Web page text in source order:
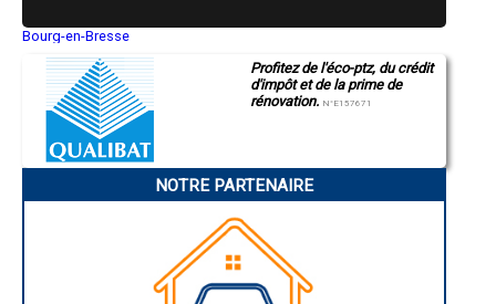
- Entreprise de rénovation immobilière à Gardères
- Entreprise de rénovation immobilière à Ordizan
- Entreprise de rénovation immobilière à Cantaous
- Entreprise de rénovation immobilière à Tostat
- Entreprise de rénovation immobilière à Beaucens
- Entreprise de rénovation immobilière à Ayzac-Ost
- Entreprise de rénovation immobilière à Mascaras
- Entreprise de rénovation immobilière à Monléon-Magnoac
- Entreprise de rénovation immobilière à Lézignan
- Entreprise de rénovation immobilière à Montastruc
- Entreprise de rénovation immobilière à Sarniguet
- Entreprise de rénovation immobilière à Auriébat
- Entreprise de rénovation immobilière à Vidouze
Bourg-en-Bresse
Montluçon
Manosque
Gap
Charleville-Mézières
Pamiers
Narbonne
Profitez de l'éco-ptz, du crédit
d'impôt et de la prime de
rénovation. N°E157671
NOTRE PARTENAIRE